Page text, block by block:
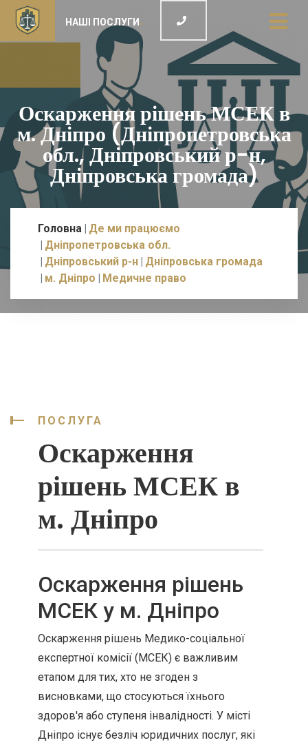
НАШІ ПОСЛУГИ
Оскарження рішень МСЕК в
м. Дніпро (Дніпропетровська
обл., Дніпровський р-н,
Дніпровська громада)
Головна Де ми працюємо
Дніпропетровська обл.
Дніпровський р-н Дніпровська громада
м. Дніпро
Медичне право
ПОСЛУГА
Оскарження
рішень МСЕК в
м. Дніпро
Оскарження рішень
МСЕК у м. Дніпро
Оскарження рішень Медико-соціальної
експертної комісії (МСЕК) є важливим
етапом для тих, хто не згоден з
висновками, що стосуються їхнього
здоров'я або ступеня інвалідності. У місті
Дніпро існує безліч юридичних послуг, які